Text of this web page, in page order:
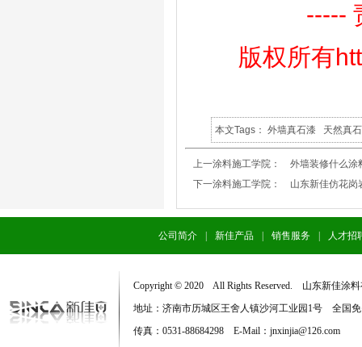
-----
版权所有
本文Tags：外墙真石漆 天然真
上一涂料施工学院： 外墙装修什么涂
下一涂料施工学院： 山东新佳仿花岗
公司简介 新佳产品 销售服务 人才招
Copyright © 2020 All Rights Reserved. 山东新佳涂
地址：济南市历城区王舍人镇沙河工业园1号 全国
传真：0531-88684298 E-Mail：jnxinjia@126.com